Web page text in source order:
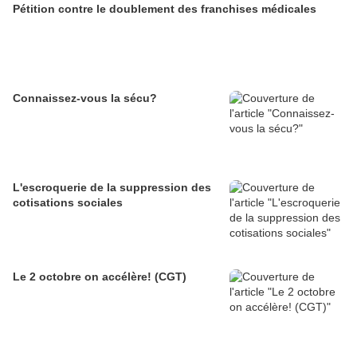
Pétition contre le doublement des franchises médicales
Connaissez-vous la sécu?
L'escroquerie de la suppression des
cotisations sociales
Le 2 octobre on accélère! (CGT)